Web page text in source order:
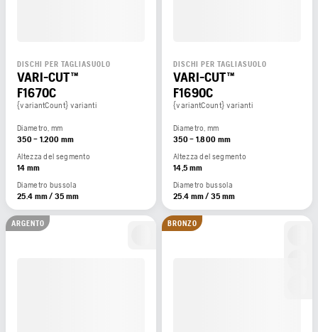
DISCHI PER TAGLIASUOLO
VARI-CUT™
F1670C
{variantCount} varianti
Diametro, mm
350 – 1.200 mm
Altezza del segmento
14 mm
Diametro bussola
25.4 mm / 35 mm
DISCHI PER TAGLIASUOLO
VARI-CUT™
F1690C
{variantCount} varianti
Diametro, mm
350 – 1.800 mm
Altezza del segmento
14,5 mm
Diametro bussola
25.4 mm / 35 mm
ARGENTO BRONZO